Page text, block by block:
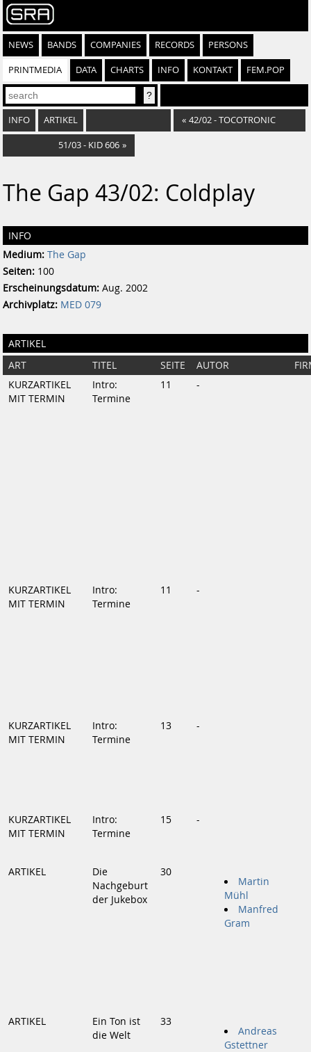
NEWS BANDS COMPANIES RECORDS PERSONS
PRINTMEDIA DATA CHARTS INFO KONTAKT FEM.POP
INFO ARTIKEL « 42/02 - TOCOTRONIC
51/03 - KID 606 »
The Gap 43/02: Coldplay
INFO
Medium: The Gap
Seiten: 100
Erscheinungsdatum: Aug. 2002
Archivplatz: MED 079
ARTIKEL
ART TITEL SEITE AUTOR
KURZARTIKEL
MIT TERMIN
Intro:
Termine
11 -
KURZARTIKEL
MIT TERMIN
Intro:
Termine
11 -
KURZARTIKEL
MIT TERMIN
Intro:
Termine
13 -
KURZARTIKEL
MIT TERMIN
Intro:
Termine
15 -
ARTIKEL
Die
Nachgeburt
der Jukebox
30
Martin
Mühl
Manfred
Gram
ARTIKEL
Ein Ton ist
die Welt
33
Andreas
Gstettner